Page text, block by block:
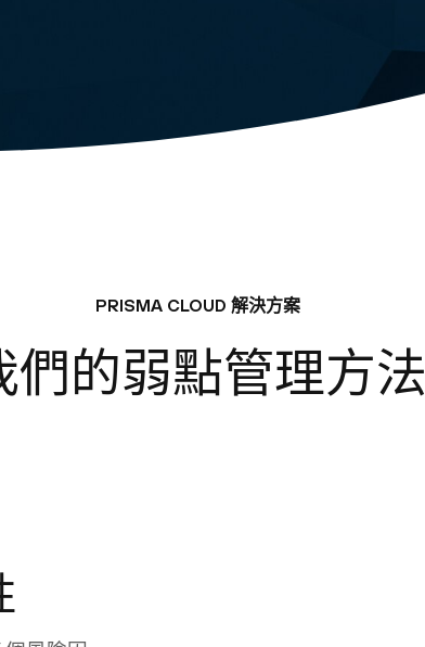
PRISMA CLOUD 解決方案
們的弱點管理方法